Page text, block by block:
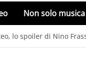
Non solo musica
lo spoiler di Nino